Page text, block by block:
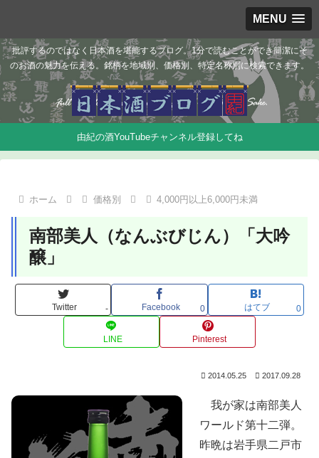
MENU
批評するのではなく日本酒を堪能するブログ。1分で読むことができ簡潔にそ
のお酒の魅力を伝える。銘柄を地域別、価格別、特定名称別に検索できます。
由紀の酒YouTubeチャンネル登録してね
ホーム 価格別 4,000円以上6,000円未満
南部美人（なんぶびじん）「大吟
醸」
Twitter - Facebook 0 はてブ 0
LINE Pinterest
2014.05.25 2017.09.28
我が家は南部美人
ワールド第十二弾。
昨晩は岩手県二戸市